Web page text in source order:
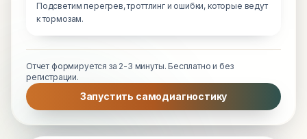
Подсветим перегрев, троттлинг и ошибки, которые ведут
к тормозам.
Отчет формируется за 2-3 минуты. Бесплатно и без
регистрации.
Запустить самодиагностику